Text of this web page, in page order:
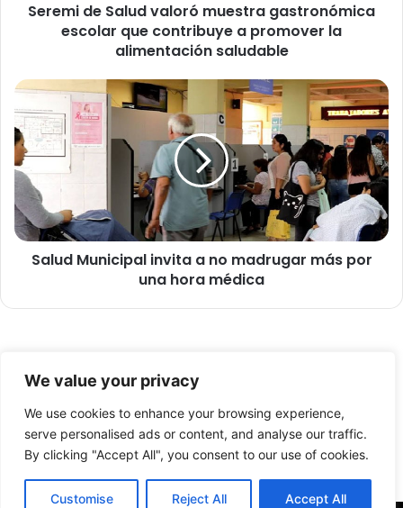
We value your privacy
We use cookies to enhance your browsing experience,
serve personalised ads or content, and analyse our traffic.
By clicking "Accept All", you consent to our use of cookies.
Customise Reject All Accept All
v
o
r
ó
u
e
a
Seremi de Salud valoró muestra gastronómica
escolar que contribuye a promover la
alimentación saludable
S
a
l
u
d
M
u
n
i
Salud Municipal invita a no madrugar más por
una hora médica
Nosotros
Facebook
X YouTube